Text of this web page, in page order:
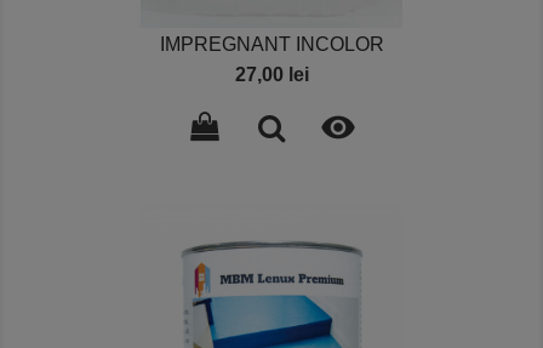
IMPREGNANT INCOLOR
Pret
27,00 lei
